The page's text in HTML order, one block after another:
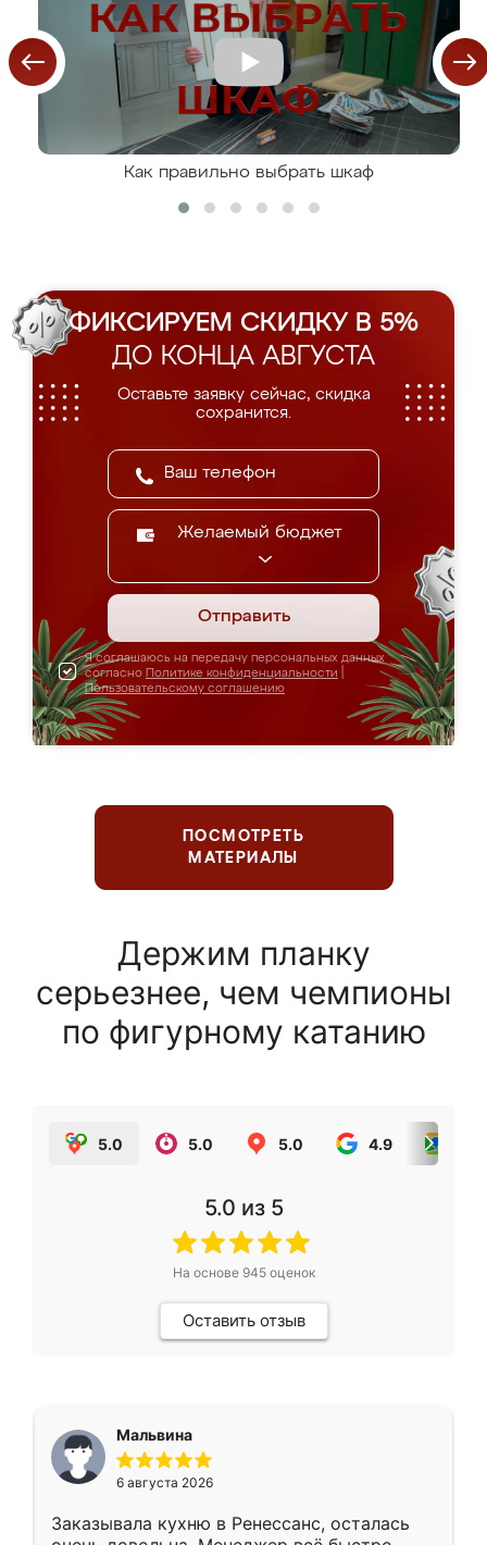
Как правильно выбрать шкаф
ФИКСИРУЕМ СКИДКУ В 5%
ДО КОНЦА АВГУСТА
Оставьте заявку сейчас, скидка
сохранится.
Желаемый бюджет
Отправить
Я соглашаюсь на передачу персональных данных
согласно Политике конфиденциальности
Пользовательскому соглашению
ПОСМОТРЕТЬ
МАТЕРИАЛЫ
Держим планку
серьезнее, чем чемпионы
по фигурному катанию
5.0 5.0 5.0 4.9
5.0 из 5
На основе 945оценок
Оставить отзыв
Мальвина
6 августа 2026
Заказывала кухню в Ренессанс, осталась